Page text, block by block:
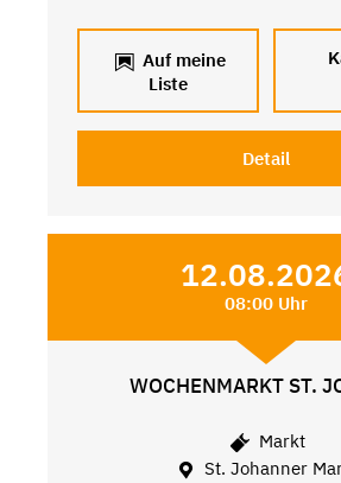
Auf meine
Liste
Detail
08:00 Uhr
WOCHENMARKT ST.
Markt
St. Johanner